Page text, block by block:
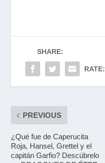
SHARE:
RATE:
PREVIOUS
¿Qué fue de Caperucita
Roja, Hansel, Grettel y el
capitán Garfio? Descúbrelo